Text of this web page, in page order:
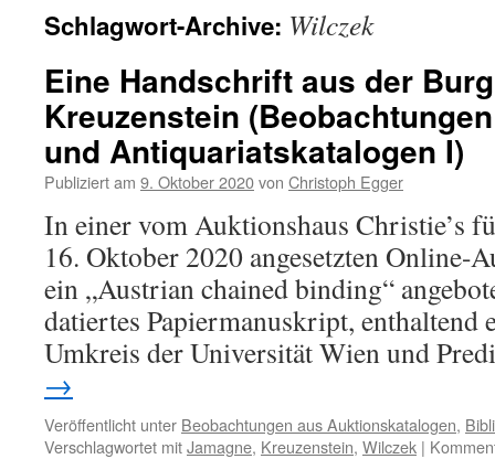
Schlagwort-Archive: Wilczek
Eine Handschrift aus der
Kreuzenstein
und Antiquariatskatalogen I)
Publiziert am 9. Oktober 2020von Christoph Egger
In einer vom Auktionshaus Christie’s
16. Oktober 2020 angesetzten Online-
ein „Austrian chained binding“
datiertes Papiermanuskript, enthaltend
Umkreis der Universität Wien und
→
Veröffentlicht unter Beobachtungen aus Auktionskatalogen,
Verschlagwortet mitJamagne, Kreuzenstein, Wilczek |